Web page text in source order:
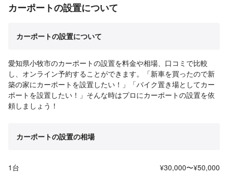
カーポートの設置について
カーポートの設置について
愛知県小牧市のカーポートの設置を料金や相場、口コミで比較
し、オンライン予約することができます。「新車を買ったので新
築の家にカーポートを設置したい！」「バイク置き場としてカー
ポートを設置したい！」そんな時はプロにカーポートの設置を依
頼しましょう！
カーポートの設置の相場
1台 ¥30,000〜¥50,000